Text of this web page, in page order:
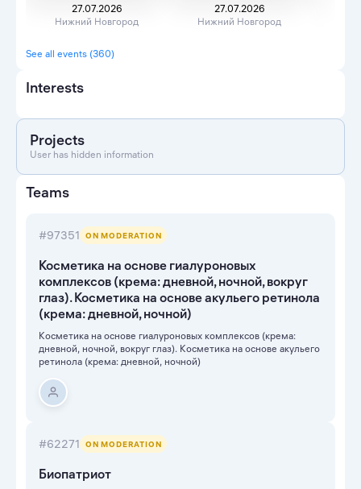
27.07.2026
Нижний Новгород
27.07.2026
Нижний Новгород
See all events (360)
Interests
Projects
User has hidden information
Teams
#97351 ON MODERATION
Косметика на основе гиалуроновых
комплексов (крема: дневной, ночной, вокруг
глаз). Косметика на основе акульего ретинола
(крема: дневной, ночной)
Косметика на основе гиалуроновых комплексов (крема:
дневной, ночной, вокруг глаз). Косметика на основе акульего
ретинола (крема: дневной, ночной)
#62271 ON MODERATION
Биопатриот